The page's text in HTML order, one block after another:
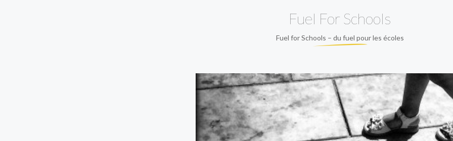
Fuel For Schools
Fuel for Schools – du fuel pour les écoles